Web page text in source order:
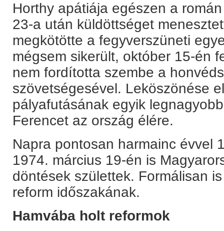
Horthy apátiája egészen a
23-a után küldöttséget
megkötötte a fegyverszüneti
mégsem sikerült, október 15-én
nem fordította szembe a
szövetségesével. Leköszönése
pályafutásának egyik
Ferencet az ország élére.
Napra pontosan harmainc évvel
1974. március 19-én is
döntések születtek. Formálisan
reform időszakának.
Hamvába holt reformok